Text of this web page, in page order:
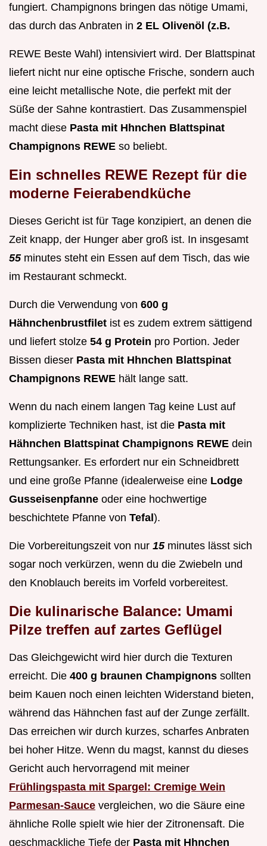
fungiert. Champignons bringen das nötige Umami,
das durch das Anbraten in 2 EL Olivenöl (z.B.
REWE Beste Wahl) intensiviert wird. Der Blattspinat
liefert nicht nur eine optische Frische, sondern auch
eine leicht metallische Note, die perfekt mit der
Süße der Sahne kontrastiert. Das Zusammenspiel
macht diese Pasta mit Hhnchen Blattspinat
Champignons REWE so beliebt.
Ein schnelles REWE Rezept für die
moderne Feierabendküche
Dieses Gericht ist für Tage konzipiert, an denen die
Zeit knapp, der Hunger aber groß ist. In insgesamt
55minutes steht ein Essen auf dem Tisch, das wie
im Restaurant schmeckt.
Durch die Verwendung von 600 g
Hähnchenbrustfilet ist es zudem extrem sättigend
und liefert stolze 54 g Protein pro Portion. Jeder
Bissen dieser Pasta mit Hhnchen Blattspinat
Champignons REWE hält lange satt.
Wenn du nach einem langen Tag keine Lust auf
komplizierte Techniken hast, ist die Pasta mit
Hähnchen Blattspinat Champignons REWE dein
Rettungsanker. Es erfordert nur ein Schneidbrett
und eine große Pfanne (idealerweise eine Lodge
Gusseisenpfanne oder eine hochwertige
beschichtete Pfanne von Tefal).
Die Vorbereitungszeit von nur 15minutes lässt sich
sogar noch verkürzen, wenn du die Zwiebeln und
den Knoblauch bereits im Vorfeld vorbereitest.
Die kulinarische Balance: Umami
Pilze treffen auf zartes Geflügel
Das Gleichgewicht wird hier durch die Texturen
erreicht. Die 400 g braunen Champignons sollten
beim Kauen noch einen leichten Widerstand bieten,
während das Hähnchen fast auf der Zunge zerfällt.
Das erreichen wir durch kurzes, scharfes Anbraten
bei hoher Hitze. Wenn du magst, kannst du dieses
Gericht auch hervorragend mit meiner
Frühlingspasta mit Spargel: Cremige Wein
Parmesan-Sauce vergleichen, wo die Säure eine
ähnliche Rolle spielt wie hier der Zitronensaft. Die
geschmackliche Tiefe der Pasta mit Hhnchen